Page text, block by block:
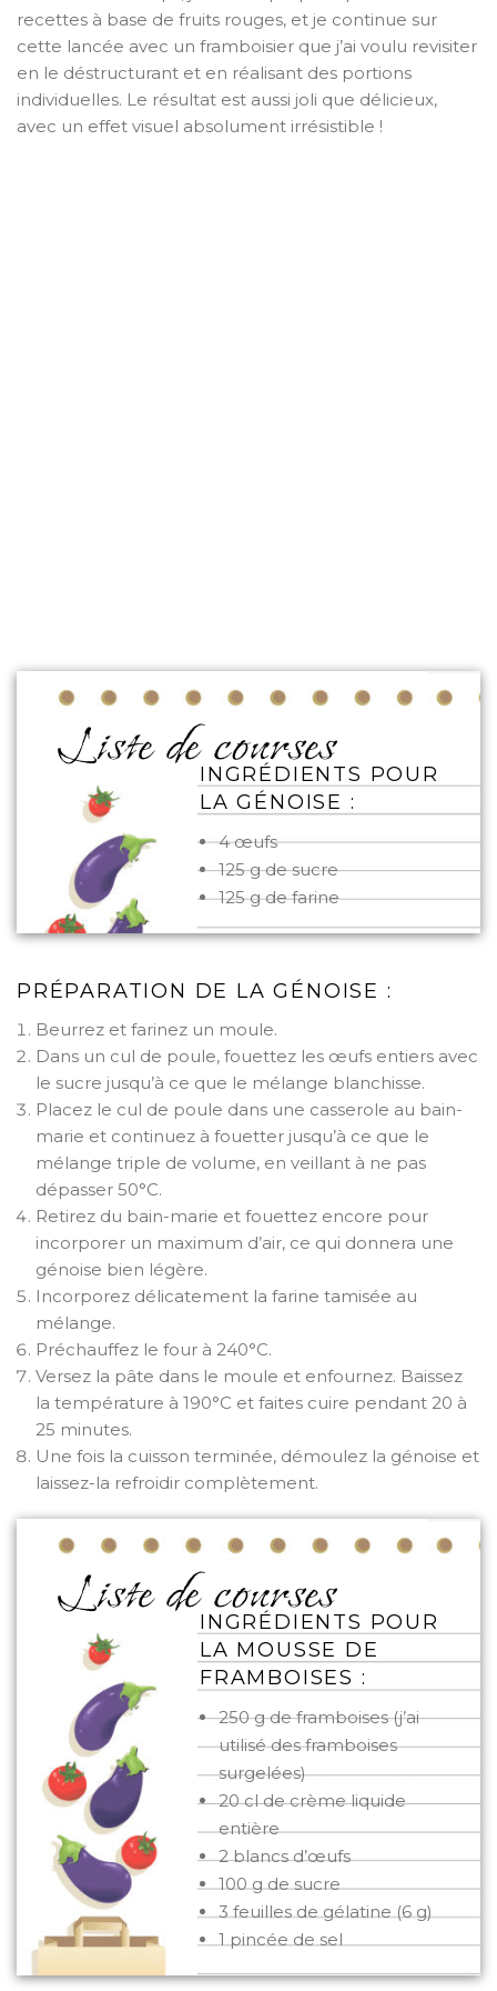
recettes à base de fruits rouges, et je continue sur
cette lancée avec un framboisier que j’ai voulu revisiter
en le déstructurant et en réalisant des portions
individuelles. Le résultat est aussi joli que délicieux,
avec un effet visuel absolument irrésistible !
INGRÉDIENTS POUR
LA GÉNOISE :
4 œufs
125 g de sucre
125 g de farine
PRÉPARATION DE LA GÉNOISE :
Beurrez et farinez un moule.
Dans un cul de poule, fouettez les œufs entiers avec
le sucre jusqu’à ce que le mélange blanchisse.
Placez le cul de poule dans une casserole au bain-
marie et continuez à fouetter jusqu’à ce que le
mélange triple de volume, en veillant à ne pas
dépasser 50°C.
Retirez du bain-marie et fouettez encore pour
incorporer un maximum d’air, ce qui donnera une
génoise bien légère.
Incorporez délicatement la farine tamisée au
mélange.
Préchauffez le four à 240°C.
Versez la pâte dans le moule et enfournez. Baissez
la température à 190°C et faites cuire pendant 20 à
25 minutes.
Une fois la cuisson terminée, démoulez la génoise et
laissez-la refroidir complètement.
INGRÉDIENTS POUR
LA MOUSSE DE
FRAMBOISES :
250 g de framboises (j’ai
utilisé des framboises
surgelées)
20 cl de crème liquide
entière
2 blancs d’œufs
100 g de sucre
3 feuilles de gélatine (6 g)
1 pincée de sel